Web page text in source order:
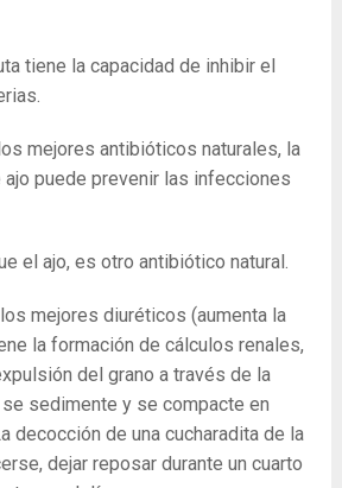
tiene la capacidad de inhibir el
mejores antibióticos naturales, la
ajo puede prevenir las infecciones
el ajo, es otro antibiótico natural.
mejores diuréticos (aumenta la
la formación de cálculos renales,
del grano a través de la
sedimente y se compacte en
decocción de una cucharadita de la
dejar reposar durante un cuarto